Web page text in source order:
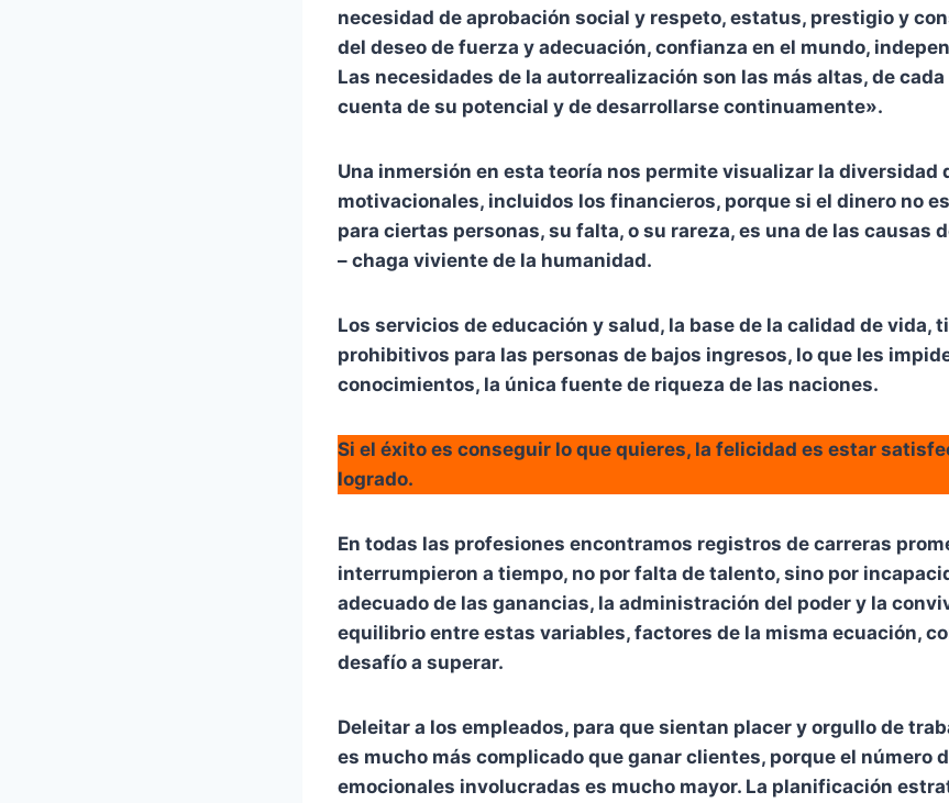
necesidad de aprobación social y respeto, estatus, prestigio y
del deseo de fuerza y adecuación, confianza en el mundo,
Las necesidades de la autorrealización son las más altas, de
cuenta de su potencial y de desarrollarse continuamente».
Una inmersión en esta teoría nos permite visualizar la diversidad
motivacionales, incluidos los financieros, porque si el dinero no
para ciertas personas, su falta, o su rareza, es una de las causas
– chaga viviente de la humanidad.
Los servicios de educación y salud, la base de la calidad de vida,
prohibitivos para las personas de bajos ingresos, lo que les
conocimientos, la única fuente de riqueza de las naciones.
Si el éxito es conseguir lo que quieres, la felicidad es estar
logrado.
En todas las profesiones encontramos registros de carreras
interrumpieron a tiempo, no por falta de talento, sino por
adecuado de las ganancias, la administración del poder y la
equilibrio entre estas variables, factores de la misma ecuación,
desafío a superar.
Deleitar a los empleados, para que sientan placer y orgullo de
es mucho más complicado que ganar clientes, porque el número
emocionales involucradas es mucho mayor. La planificación